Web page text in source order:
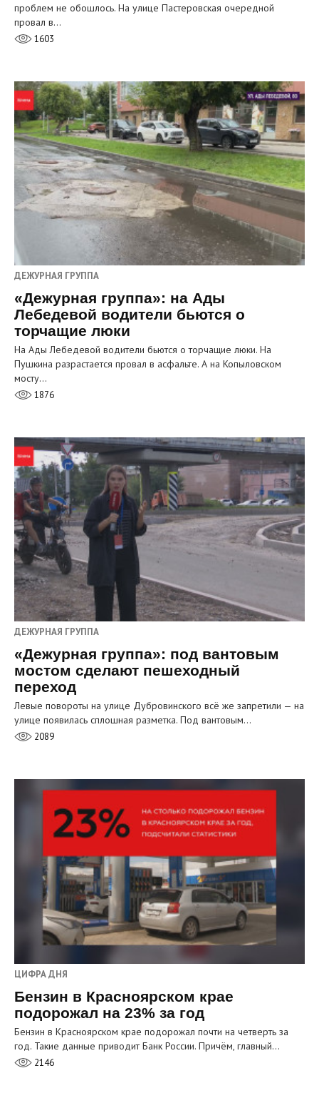
проблем не обошлось. На улице Пастеровская очередной
провал в…
1603
ДЕЖУРНАЯ ГРУППА
«Дежурная группа»: на Ады
Лебедевой водители бьются о
торчащие люки
На Ады Лебедевой водители бьются о торчащие люки. На
Пушкина разрастается провал в асфальте. А на Копыловском
мосту…
1876
ДЕЖУРНАЯ ГРУППА
«Дежурная группа»: под вантовым
мостом сделают пешеходный
переход
Левые повороты на улице Дубровинского всё же запретили — на
улице появилась сплошная разметка. Под вантовым…
2089
ЦИФРА ДНЯ
Бензин в Красноярском крае
подорожал на 23% за год
Бензин в Красноярском крае подорожал почти на четверть за
год. Такие данные приводит Банк России. Причём, главный…
2146